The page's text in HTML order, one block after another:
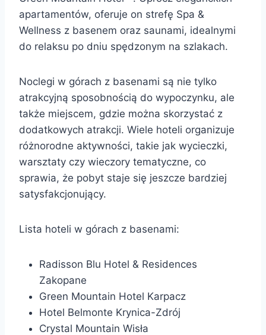
apartamentów, oferuje on strefę Spa &
Wellness z basenem oraz saunami, idealnymi
do relaksu po dniu spędzonym na szlakach.
Noclegi w górach z basenami są nie tylko
atrakcyjną sposobnością do wypoczynku, ale
także miejscem, gdzie można skorzystać z
dodatkowych atrakcji. Wiele hoteli organizuje
różnorodne aktywności, takie jak wycieczki,
warsztaty czy wieczory tematyczne, co
sprawia, że pobyt staje się jeszcze bardziej
satysfakcjonujący.
Lista hoteli w górach z basenami:
Radisson Blu Hotel & Residences
Zakopane
Green Mountain Hotel Karpacz
Hotel Belmonte Krynica-Zdrój
Crystal Mountain Wisła